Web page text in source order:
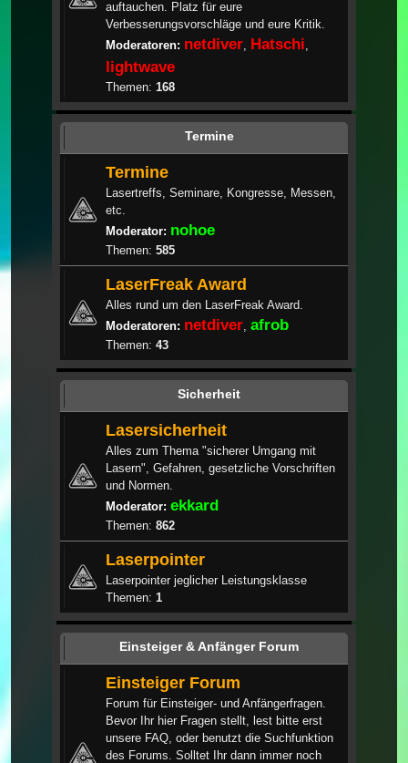
auftauchen. Platz für eure
Verbesserungsvorschläge und eure Kritik.
Moderatoren: netdiver Hatschi
lightwave
Themen: 168
Termine
Termine
Lasertreffs, Seminare, Kongresse, Messen,
etc.
Moderator: nohoe
Themen: 585
LaserFreak Award
Alles rund um den LaserFreak Award.
Moderatoren: netdiver afrob
Themen: 43
Sicherheit
Lasersicherheit
Alles zum Thema "sicherer Umgang mit
Lasern", Gefahren, gesetzliche Vorschriften
und Normen.
Moderator: ekkard
Themen: 862
Laserpointer
Laserpointer jeglicher Leistungsklasse
Themen: 1
Einsteiger & Anfänger Forum
Einsteiger Forum
Forum für Einsteiger- und Anfängerfragen.
Bevor Ihr hier Fragen stellt, lest bitte erst
unsere FAQ, oder benutzt die Suchfunktion
des Forums. Solltet Ihr dann immer noch